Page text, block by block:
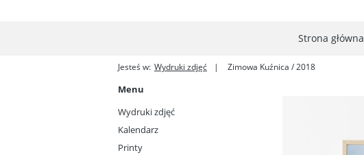
Strona główna
Jesteś w: Wydruki zdjęć Zimowa Kuźnica / 2018
Menu
Wydruki zdjęć
Kalendarz
Printy